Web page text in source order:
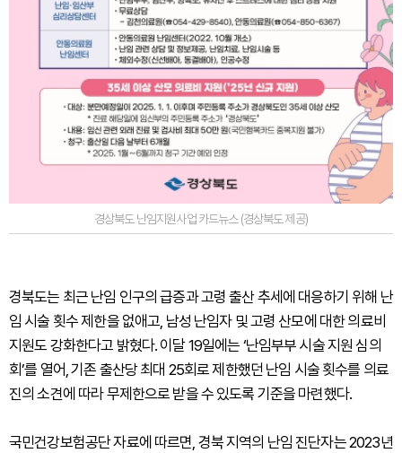
경상북도 난임지원사업 카드뉴스 (경상북도 제공)
경북도는 최근 난임 인구의 급증과 고령 출산 추세에 대응하기 위해 난
임 시술 횟수 제한을 없애고, 남성 난임자 및 고령 산모에 대한 의료비
지원도 강화한다고 밝혔다. 이달 19일에는 ‘난임부부 시술 지원 심의
회’를 열어, 기존 출산당 최대 25회로 제한했던 난임 시술 횟수를 의료
진의 소견에 따라 무제한으로 받을 수 있도록 기준을 마련했다.
국민건강보험공단 자료에 따르면, 경북 지역의 난임 진단자는 2023년